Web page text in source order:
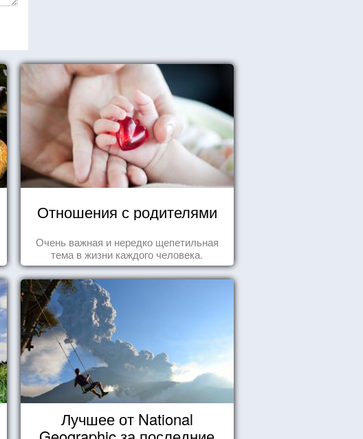
Отношения с родителями
Очень важная и нередко щепетильная
тема в жизни каждого человека.
Лучшее от National